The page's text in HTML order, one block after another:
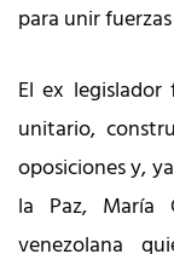
para unir
El ex
unitario,
oposiciones y,
la Paz, María
venezolana